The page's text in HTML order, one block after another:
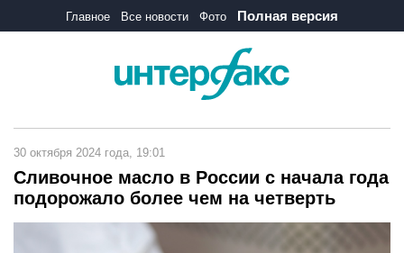
Главное Все новости Фото Полная версия
30 октября 2024 года, 19:01
Сливочное масло в России с начала года
подорожало более чем на четверть